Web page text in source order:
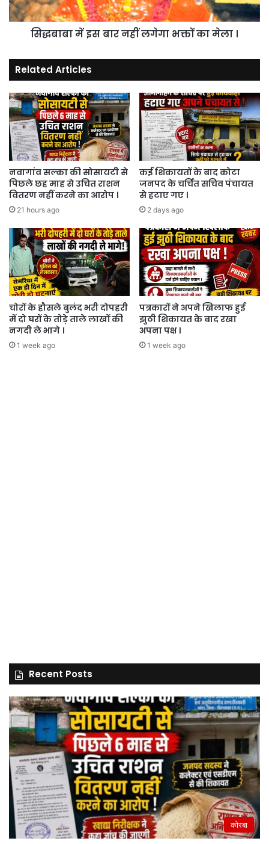
का
मेला
सिद्धबाबा में इस बार नहीं लगेगा भक्तों का मेला ।
Related Articles
नवागांव सल्का की सोसायटी से
पिछले छह माह से उचित राशन
वितरण नहीं करने का आरोप ।
21 hours ago
कई शिकायतों के बाद कोटा
जनपद के चर्चित सचिव पंचायत
से हटाए गए ।
2 days ago
चोरों के हौसले बुलंद भरी दोपहरी
में दो घरों के तोड़े ताले लाखों की
नगदी ले भागे ।
1 week ago
पत्रकारों ने अपने खिलाफ हुई
झुठी शिकायत के बाद रखा
अपना पक्ष ।
1 week ago
Recent Posts
कोरबा